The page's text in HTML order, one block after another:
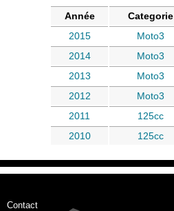
Année Categorie
2015
Moto3
2014
Moto3
2013
Moto3
2012
Moto3
2011
125cc
2010
125cc
Contact